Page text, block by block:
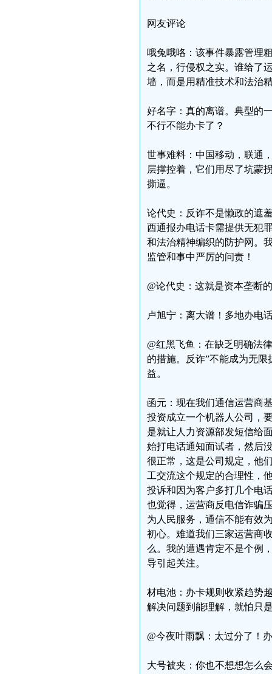
网友评论
哦兔哦咯：该事件暴露管理
之名，行侵权之实。谁给了
墙，而是用精准技术和法治
好名字：真的离谱。典型的
不行不能办卡了？
世事难料：中国移动，联通
层撑控着，它们用尽了坑蒙
撕逼。
论代史：反诈不是懒政的遮
西通报办电话卡需提供无犯
和法治精神编织的防护网。
监管和事中严厉的问责！
@论代史：这就是资本垄断
卢旭宁：离大谱！多地办电
@红黑飞鱼：在缺乏明确法
的措施。反诈”不能成为无
益。
函元：现在我们通信运营商
投资成立一个机器人公司，
是就让人力资源部发短信给
始打电话通知面试者，然后
很正常，这是公司规定，他
工交流这个规定的合理性，
投诉和因为客户多打几个电
也觉得，运营商反电信诈骗
为人民服务，通信不能有效
初心。难道我们三家运营商
么。我的遭遇肯定不是个例
导引起关注。
材电池：办卡规则收紧趋势
解决问题到能理解，就怕只
@今夜叶雨飘：太过分了！
大号被夹：你也不想想怎么